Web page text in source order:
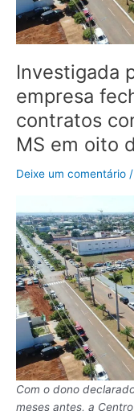
Investigada
empresa
contratos
MS em oito
Deixe um comentário /
Com o dono
meses antes, a
mi
em
contratos
com
duas
prefeituras
de
em
oito